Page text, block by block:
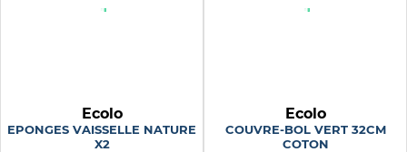
Ecolo
EPONGES VAISSELLE NATURE
X2
Ecolo
COUVRE-BOL VERT 32CM
COTON